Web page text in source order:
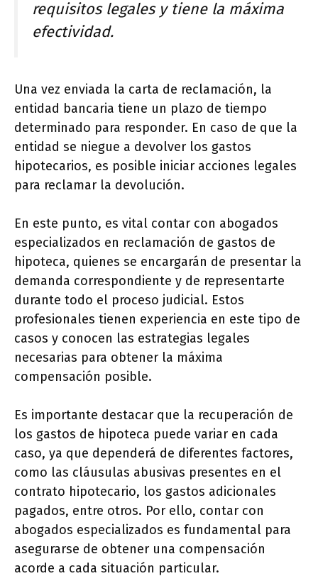
requisitos legales y tiene la máxima
efectividad.
Una vez enviada la carta de reclamación, la
entidad bancaria tiene un plazo de tiempo
determinado para responder. En caso de que la
entidad se niegue a devolver los gastos
hipotecarios, es posible iniciar acciones legales
para reclamar la devolución.
En este punto, es vital contar con abogados
especializados en reclamación de gastos de
hipoteca, quienes se encargarán de presentar la
demanda correspondiente y de representarte
durante todo el proceso judicial. Estos
profesionales tienen experiencia en este tipo de
casos y conocen las estrategias legales
necesarias para obtener la máxima
compensación posible.
Es importante destacar que la recuperación de
los gastos de hipoteca puede variar en cada
caso, ya que dependerá de diferentes factores,
como las cláusulas abusivas presentes en el
contrato hipotecario, los gastos adicionales
pagados, entre otros. Por ello, contar con
abogados especializados es fundamental para
asegurarse de obtener una compensación
acorde a cada situación particular.